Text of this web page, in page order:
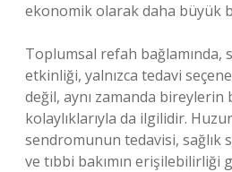
ekonomik olarak daha büyük
Toplumsal refah bağlamında,
etkinliği, yalnızca tedavi
değil, aynı zamanda
kolaylıklarıyla da ilgilidir.
sendromunun tedavisi, sağlık
ve tıbbi bakımın erişilebilirliği